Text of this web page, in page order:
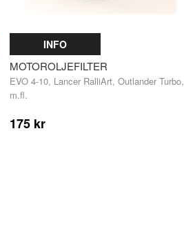
INFO
MOTOROLJEFILTER
EVO 4-10, Lancer RalliArt, Outlander Turbo,
m.fl.
175 kr